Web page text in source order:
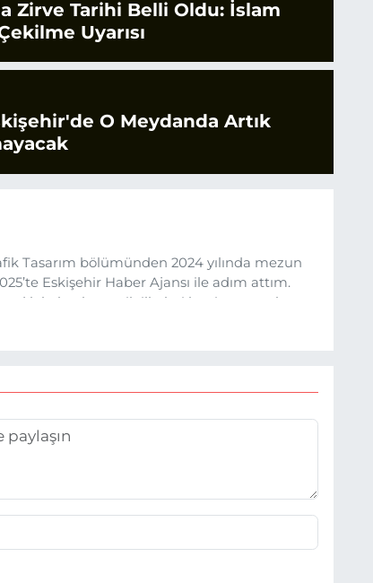
Zirve Tarihi Belli Oldu: İslam
Uyarısı
O Meydanda Artık
Tasarım bölümünden 2024 yılında mezun
Eskişehir Haber Ajansı ile adım attım.
kalarak ve etik ilkeleri benimseyerek,
sıcak şekilde takipçilerimize aktarmayı